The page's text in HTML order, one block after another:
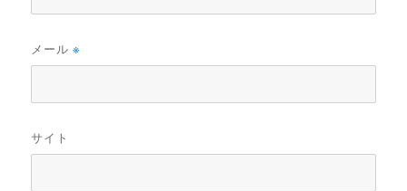
メール※
サイト